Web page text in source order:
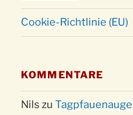
Cookie-Richtlinie (EU)
KOMMENTARE
Nils zu